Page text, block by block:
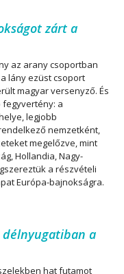
zárt a
az arany csoportban
lány ezüst csoport
magyar versenyző. És
a
legjobb
nemzetként,
megelőzve, mint
Hollandia, Nagy-
a részvételi
Európa-bajnokságra.
délnyugatiban a
hat futamot